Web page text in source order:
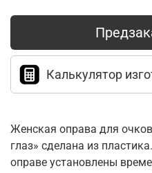
Калькулятор
Женская оправа для
глаз» сделана из
оправе установлены